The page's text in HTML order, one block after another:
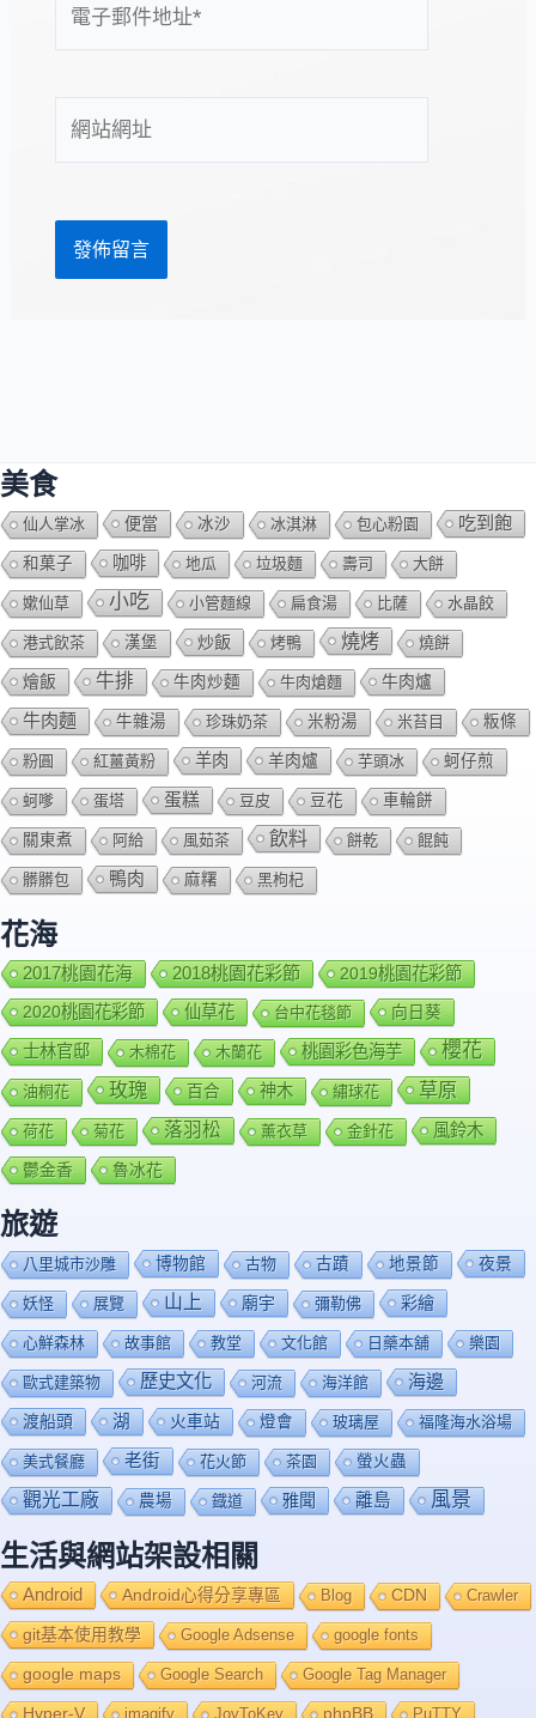
子
地
站
美食
仙人掌冰 便當 冰沙 冰淇淋 包心粉園 吃到飽
和菓子 咖啡 地瓜 垃圾麵 壽司 大餅
嫰仙草 小吃 小管麵線 扁食湯 比薩 水晶餃
港式飲茶 漢堡 炒飯 烤鴨 燒烤 燒餅
燴飯 牛排 牛肉炒麵 牛肉熗麵 牛肉爐
牛肉麵 牛雜湯 珍珠奶茶 米粉湯 米苔目 粄條
粉圓 紅薑黃粉 羊肉 羊肉爐 芋頭冰 蚵仔煎
蚵嗲 蛋塔 蛋糕 豆皮 豆花 車輪餅
關東煮 阿給 風茹茶 飲料 餅乾 餛飩
髒髒包 鴨肉 麻糬 黑枸杞
花海
2017桃園花海 2018桃園花彩節
2019桃園花彩節
2020桃園花彩節
仙草花 台中花毯節 向日葵
士林官邸 木棉花 木蘭花 桃園彩色海芋 櫻花
油桐花 玫瑰 百合 神木 繡球花 草原
荷花 菊花 落羽松 薰衣草 金針花 風鈴木
鬱金香 魯冰花
旅遊
八里城市沙雕 博物館 古物 古蹟 地景節 夜景
妖怪 展覽 山上 廟宇 彌勒佛 彩繪
心鮮森林 故事館 教堂 文化館 日藥本舖 樂園
歐式建築物 歷史文化 河流 海洋館 海邊
渡船頭 湖 火車站 燈會 玻璃屋 福隆海水浴場
美式餐廳 老街 花火節 茶園 螢火蟲
觀光工廠 農場 鐡道 雅聞 離島 風景
生活與網站架設相關
Android Android心得分享專區 Blog CDN Crawler
git基本使用教學 Google Adsense google fonts
google maps Google Search Google Tag Manager
Hyper-V imagify JoyToKey phpBB PuTTY